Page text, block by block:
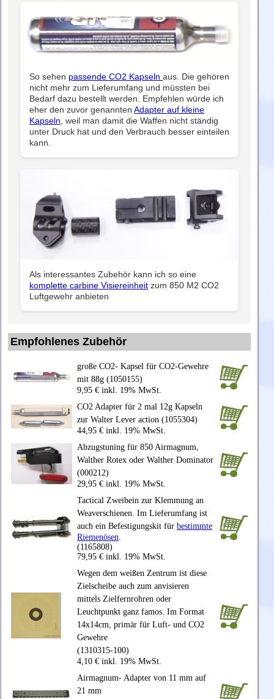
So sehen passende CO2 Kapseln aus. Die gehören
nicht mehr zum Lieferumfang und müssten bei
Bedarf dazu bestellt werden. Empfehlen würde ich
eher den zuvor genannten Adapter auf kleine
Kapseln, weil man damit die Waffen nicht ständig
unter Druck hat und den Verbrauch besser einteilen
kann.
Als interessantes Zubehör kann ich so eine
komplette carbine Visiereinheit zum 850 M2 CO2
Luftgewehr anbieten
Empfohlenes Zubehör
große CO2- Kapsel für CO2-Gewehre
mit 88g (1050155)
9,95 € inkl. 19% MwSt.
CO2 Adapter für 2 mal 12g Kapseln
zur Walter Lever action (1055304)
44,95 € inkl. 19% MwSt.
Abzugstuning für 850 Airmagnum,
Walther Rotex oder Walther Dominator
(000212)
29,95 € inkl. 19% MwSt.
Tactical Zweibein zur Klemmung an
Weaverschienen. Im Lieferumfang ist
auch ein Befestigungskit für bestimmte
Riemenösen
(1165808)
79,95 € inkl. 19% MwSt.
Wegen dem weißen Zentrum ist diese
Zielscheibe auch zum anvisieren
mittels Zielfernrohren oder
Leuchtpunkt ganz famos. Im Format
14x14cm, primär für Luft- und CO2
Gewehre
(1310315-100)
4,10 € inkl. 19% MwSt.
Airmagnum- Adapter von 11 mm auf
21 mm